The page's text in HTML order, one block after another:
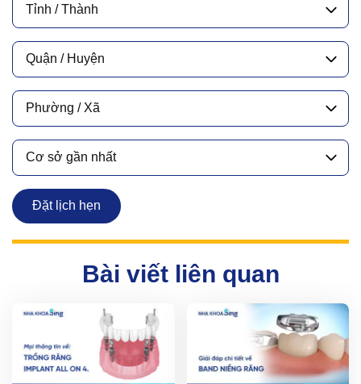
Tỉnh / Thành
Quận / Huyện
Phường / Xã
Cơ sở gần nhất
Đặt lịch hẹn
Bài viết liên quan